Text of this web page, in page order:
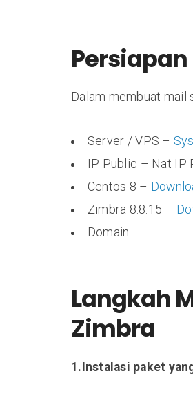
Persiapan
Dalam membuat mail
Server / VPS –
IP Public – Nat IP
Centos 8 –
Zimbra 8.8.15 –
Domain
Langkah
Zimbra
1.Instalasi paket